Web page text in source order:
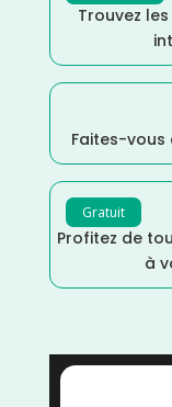
Trouvez
Faites-vous
Gratuit
Profitez de
à